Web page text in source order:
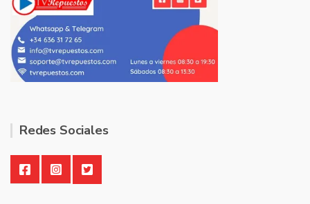
Redes Sociales